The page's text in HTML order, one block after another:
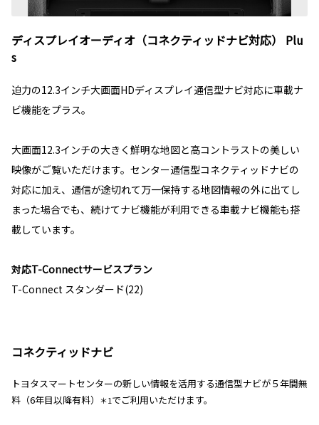
ディスプレイオーディオ（コネクティッドナビ対応） Plu
s
迫力の12.3インチ大画面HDディスプレイ通信型ナビ対応に車載ナ
ビ機能をプラス。
大画面12.3インチの大きく鮮明な地図と高コントラストの美しい
映像がご覧いただけます。センター通信型コネクティッドナビの
対応に加え、通信が途切れて万一保持する地図情報の外に出てし
まった場合でも、続けてナビ機能が利用できる車載ナビ機能も搭
載しています。
対応T-Connectサービスプラン
T-Connect スタンダード(22)
コネクティッドナビ
トヨタスマートセンターの新しい情報を活用する通信型ナビが５年間無
料（6年目以降有料）
＊1でご利用いただけます。